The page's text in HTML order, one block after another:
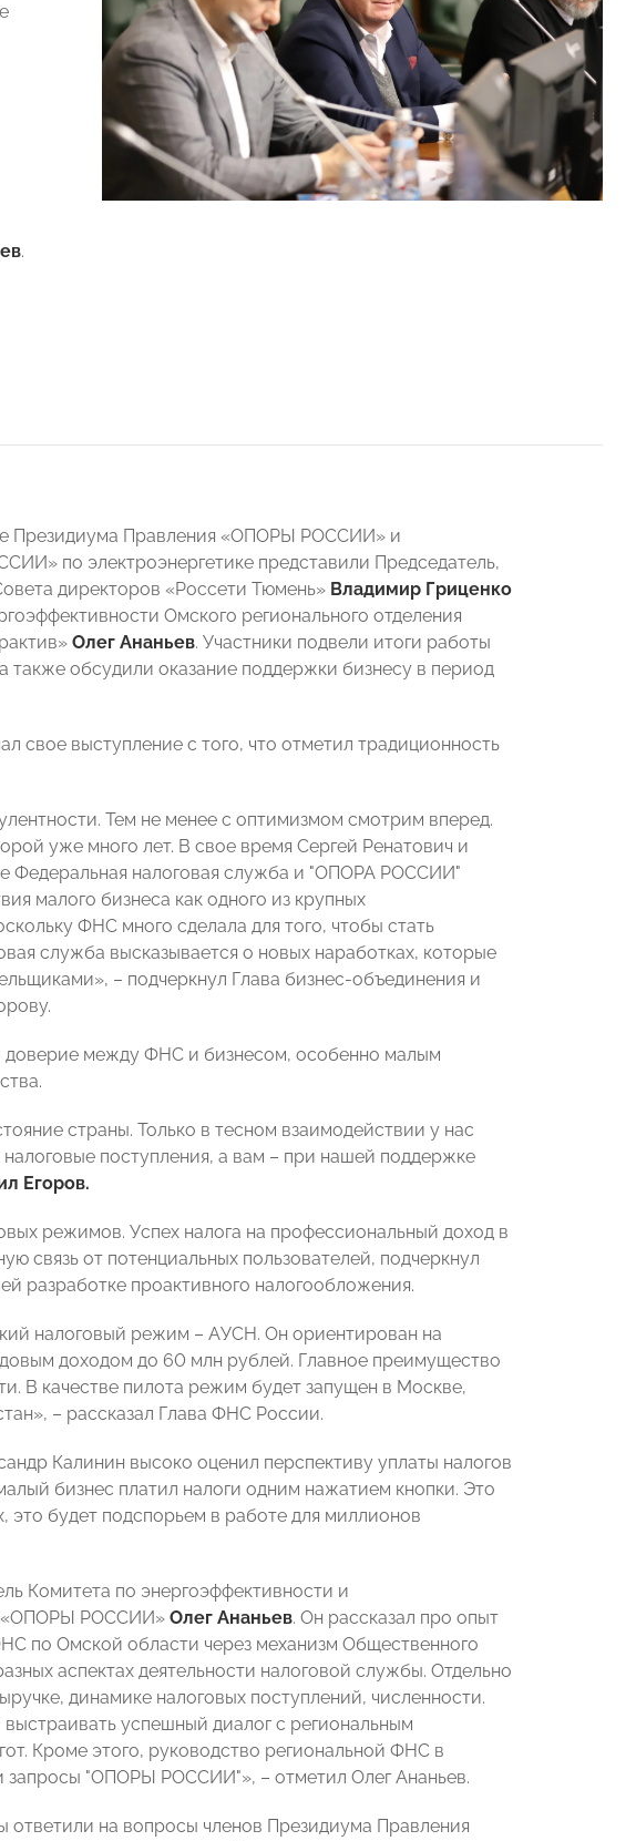
.
Президиума Правления «ОПОРЫ РОССИИ» и
по электроэнергетике представили Председатель,
директоров «Россети Тюмень» Владимир Гриценко
Омского регионального отделения
Олег Ананьев. Участники подвели итоги работы
обсудили оказание поддержки бизнесу в период
свое выступление с того, что отметил традиционность
Тем не менее с оптимизмом смотрим вперед.
уже много лет. В свое время Сергей Ренатович и
Федеральная налоговая служба и "ОПОРА РОССИИ"
малого бизнеса как одного из крупных
ФНС много сделала для того, чтобы стать
служба высказывается о новых наработках, которые
– подчеркнул Глава бизнес-объединения и
доверие между ФНС и бизнесом, особенно малым
страны. Только в тесном взаимодействии у нас
поступления, а вам – при нашей поддержке
Егоров.
режимов. Успех налога на профессиональный доход в
связь от потенциальных пользователей, подчеркнул
разработке проактивного налогообложения.
налоговый режим – АУСН. Он ориентирован на
доходом до 60 млн рублей. Главное преимущество
В качестве пилота режим будет запущен в Москве,
– рассказал Глава ФНС России.
Калинин высоко оценил перспективу уплаты налогов
бизнес платил налоги одним нажатием кнопки. Это
это будет подспорьем в работе для миллионов
Комитета по энергоэффективности и
«ОПОРЫ РОССИИ» Олег Ананьев. Он рассказал про опыт
по Омской области через механизм Общественного
аспектах деятельности налоговой службы. Отдельно
динамике налоговых поступлений, численности.
успешный диалог с региональным
Кроме этого, руководство региональной ФНС в
и запросы "ОПОРЫ РОССИИ"», – отметил Олег Ананьев.
ответили на вопросы членов Президиума Правления